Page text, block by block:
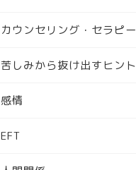
カウンセリング・セラピー
苦しみから抜け出すヒント
感情
EFT